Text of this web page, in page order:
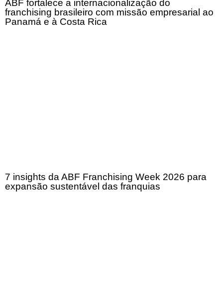
ABF fortalece a internacionalização do
franchising brasileiro com missão empresarial ao
Panamá e à Costa Rica
7 insights da ABF Franchising Week 2026 para
expansão sustentável das franquias